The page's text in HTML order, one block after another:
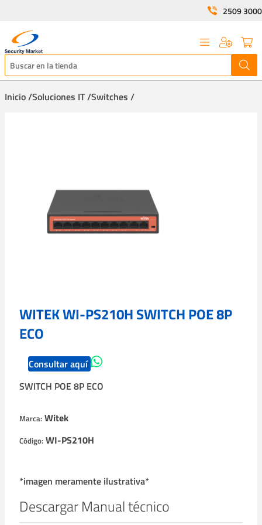
2509 3000
Inicio /Soluciones IT /Switches /
WITEK WI-PS210H SWITCH POE 8P
ECO
Consultar aquí
SWITCH POE 8P ECO
Marca: Witek
Código: WI-PS210H
*imagen meramente ilustrativa*
Descargar Manual técnico